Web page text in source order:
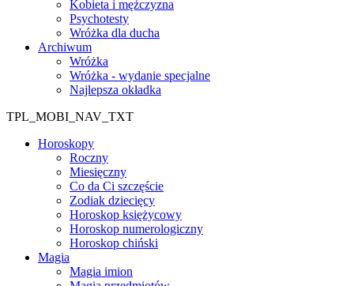
Kobieta i mężczyzna
Psychotesty
Wróżka dla ducha
Archiwum
Wróżka
Wróżka - wydanie specjalne
Najlepsza okładka
TPL_MOBI_NAV_TXT
Horoskopy
Roczny
Miesięczny
Co da Ci szczęście
Zodiak dziecięcy
Horoskop księżycowy
Horoskop numerologiczny
Horoskop chiński
Magia
Magia imion